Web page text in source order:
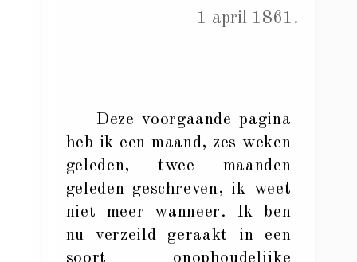
1 april 1861.
Deze voorgaande pagina
heb ik een maand, zes weken
geleden, twee maanden
geleden geschreven, ik weet
niet meer wanneer. Ik ben
nu verzeild geraakt in een